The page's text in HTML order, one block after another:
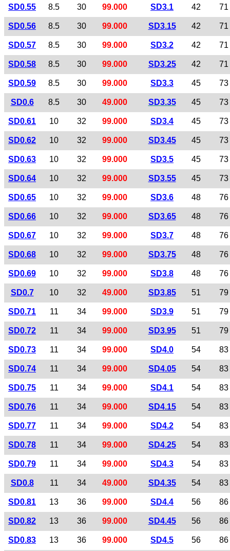
SD0.55 8.5 30 99.000 SD3.1 42 71
SD0.56 8.5 30 99.000 SD3.15 42 71
SD0.57 8.5 30 99.000 SD3.2 42 71
SD0.58 8.5 30 99.000 SD3.25 42 71
SD0.59 8.5 30 99.000 SD3.3 45 73
SD0.6 8.5 30 49.000 SD3.35 45 73
SD0.61 10 32 99.000 SD3.4 45 73
SD0.62 10 32 99.000 SD3.45 45 73
SD0.63 10 32 99.000 SD3.5 45 73
SD0.64 10 32 99.000 SD3.55 45 73
SD0.65 10 32 99.000 SD3.6 48 76
SD0.66 10 32 99.000 SD3.65 48 76
SD0.67 10 32 99.000 SD3.7 48 76
SD0.68 10 32 99.000 SD3.75 48 76
SD0.69 10 32 99.000 SD3.8 48 76
SD0.7 10 32 49.000 SD3.85 51 79
SD0.71 11 34 99.000 SD3.9 51 79
SD0.72 11 34 99.000 SD3.95 51 79
SD0.73 11 34 99.000 SD4.0 54 83
SD0.74 11 34 99.000 SD4.05 54 83
SD0.75 11 34 99.000 SD4.1 54 83
SD0.76 11 34 99.000 SD4.15 54 83
SD0.77 11 34 99.000 SD4.2 54 83
SD0.78 11 34 99.000 SD4.25 54 83
SD0.79 11 34 99.000 SD4.3 54 83
SD0.8 11 34 49.000 SD4.35 54 83
SD0.81 13 36 99.000 SD4.4 56 86
SD0.82 13 36 99.000 SD4.45 56 86
SD0.83 13 36 99.000 SD4.5 56 86